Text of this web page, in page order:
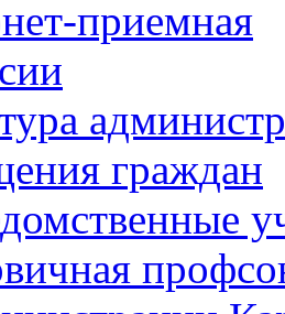
приемная
граждан